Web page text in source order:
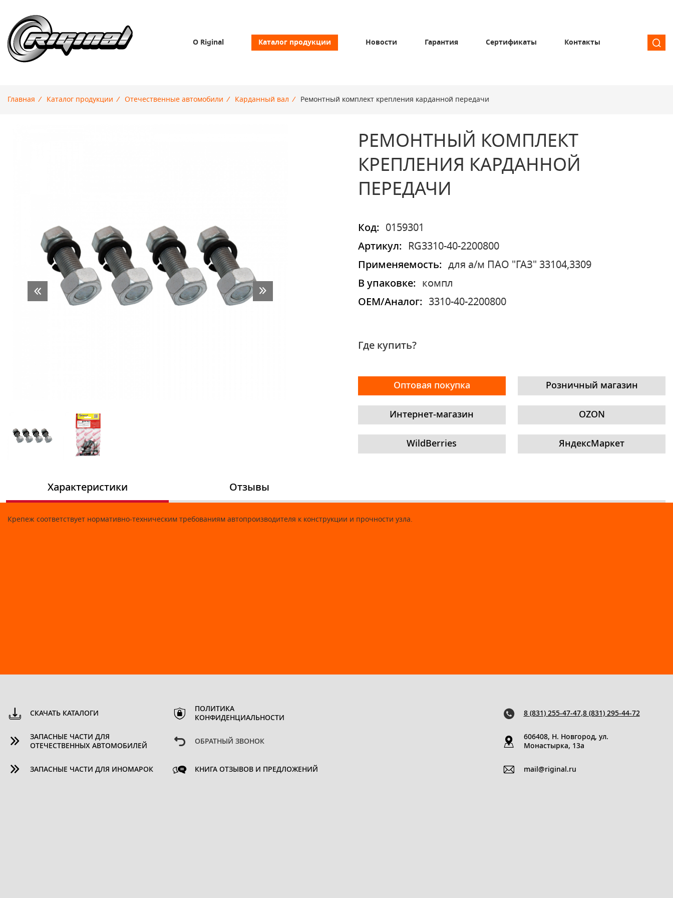
О Riginal Каталог продукции Новости Гарантия Сертификаты Контакты
Главная / Каталог продукции / Отечественные автомобили / Карданный вал / Ремонтный комплект крепления карданной передачи
РЕМОНТНЫЙ КОМПЛЕКТ
КРЕПЛЕНИЯ КАРДАННОЙ
ПЕРЕДАЧИ
Код:
0159301
Артикул:
RG3310-40-2200800
Применяемость:
для а/м ПАО "ГАЗ" 33104,3309
В упаковке:
компл
OEM/Аналог:
3310-40-2200800
Где купить?
Оптовая покупка Розничный магазин
Интернет-магазин OZON
WildBerries ЯндексМаркет
Характеристики
Крепеж соответствует нормативно-техническим требованиям автопроизводителя к конструкции и прочности узла.
Отзывы
СКАЧАТЬ КАТАЛОГИ
ЗАПАСНЫЕ ЧАСТИ ДЛЯ
ОТЕЧЕСТВЕННЫХ АВТОМОБИЛЕЙ
ЗАПАСНЫЕ ЧАСТИ ДЛЯ ИНОМАРОК
ПОЛИТИКА
КОНФИДЕНЦИАЛЬНОСТИ
ОБРАТНЫЙ ЗВОНОК
КНИГА ОТЗЫВОВ И ПРЕДЛОЖЕНИЙ
8 (831) 255-47-47,8 (831) 295-44-72
606408, Н. Новгород, ул.
Монастырка, 13a
mail@riginal.ru